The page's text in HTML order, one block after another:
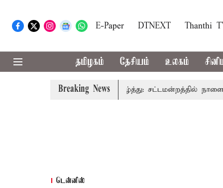
E-Paper DTNEXT Thanthi
தமிழகம் தேசியம் உலகம்
Breaking News
முதலில் தமிழ்த்தாய் வாழ்த்து: சட்டமன்றத்தில் நாளை
டென்னிஸ்